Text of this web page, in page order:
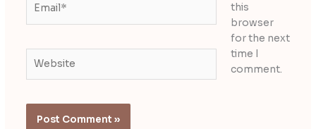
this
browser
for the next
time I
comment.